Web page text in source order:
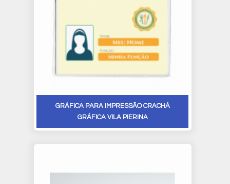
GRÁFICA PARA IMPRESSÃO CRACHÁ
GRÁFICA VILA PIERINA